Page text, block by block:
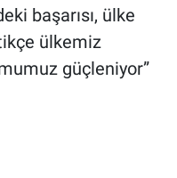
başarısı, ülke
ülkemiz
güçleniyor”